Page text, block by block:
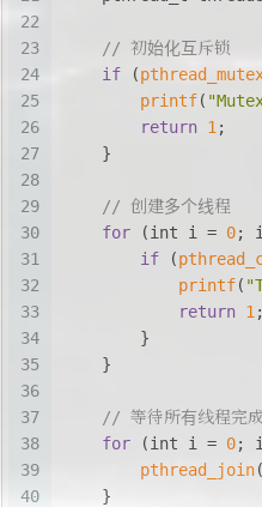
22
23
24
25
26
27
28
29
30
31
32
33
34
35
36
37
38
39
40
// 初始化互斥锁
if (
printf(
return 1 ;
    }
// 创建多个线程
for (int i = 0; i
if (
printf(
return 1 ;
        }
    }
// 等待所有线程完成
for (int i = 0; i
pthread_join
    }